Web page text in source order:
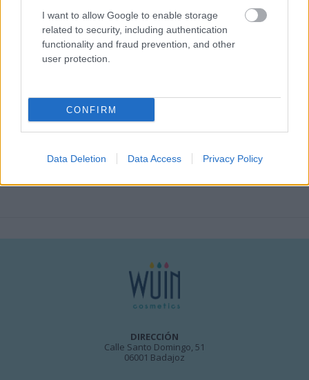
I want to allow Google to enable storage
related to security, including authentication
functionality and fraud prevention, and other
user protection.
CONFIRM
Data Deletion Data Access Privacy Policy
PATUCOS AZULES
0out of 5
6,90€
Añadir a la lista de
deseos
CAJA 6 ROLLOS PAPEL
CAMILLA RECICLADO
DIRECCIÓN
Calle Santo Domingo, 51
06001 Badajoz